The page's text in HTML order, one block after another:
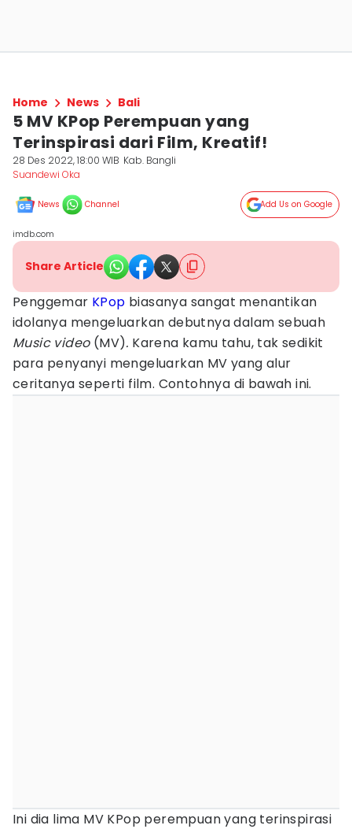
Home News Bali
5 MV KPop Perempuan yang
Terinspirasi dari Film, Kreatif!
28 Des 2022, 18:00 WIB Kab. Bangli
Suandewi Oka
News Channel Add Us on Google
imdb.com
Share Article
Penggemar KPop biasanya sangat menantikan
idolanya mengeluarkan debutnya dalam sebuah
Music video (MV). Karena kamu tahu, tak sedikit
para penyanyi mengeluarkan MV yang alur
ceritanya seperti film. Contohnya di bawah ini.
Ini dia lima MV KPop perempuan yang terinspirasi